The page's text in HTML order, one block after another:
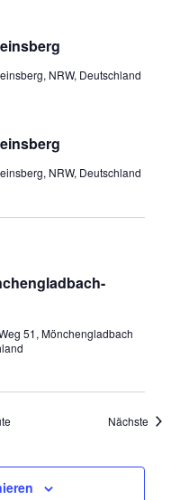
NRW, Deutschland
NRW, Deutschland
51, Mönchengladbach
Nächste